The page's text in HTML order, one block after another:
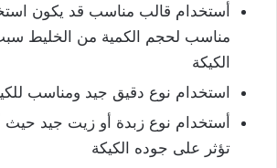
أستخدام قالب مناسب قد يكون
مناسب لحجم الكمية من الخليط
الكيكة
استخدام نوع دقيق جيد ومناسب
أستخدام نوع زبدة أو زيت جيد حيث
تؤثر على جوده الكيكة